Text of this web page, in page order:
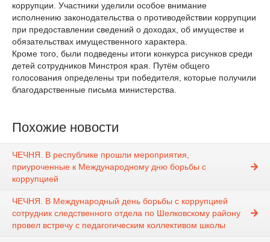
коррупции. Участники уделили особое внимание
исполнению законодательства о противодействии коррупции
при предоставлении сведений о доходах, об имуществе и
обязательствах имущественного характера.
Кроме того, были подведены итоги конкурса рисунков среди
детей сотрудников Минстроя края. Путём общего
голосования определены три победителя, которые получили
благодарственные письма министерства.
Похожие новости
ЧЕЧНЯ. В республике прошли мероприятия,
приуроченные к Международному дню борьбы с
коррупцией
ЧЕЧНЯ. В Международный день борьбы с коррупцией
сотрудник следственного отдела по Шелковскому району
провел встречу с педагогическим коллективом школы